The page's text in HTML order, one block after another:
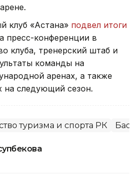
клуб «Астана» подвел итоги
пресс-конференции в
клуба, тренерский штаб и
команды на
аренах, а также
на следующий сезон.
туризма и спорта РК